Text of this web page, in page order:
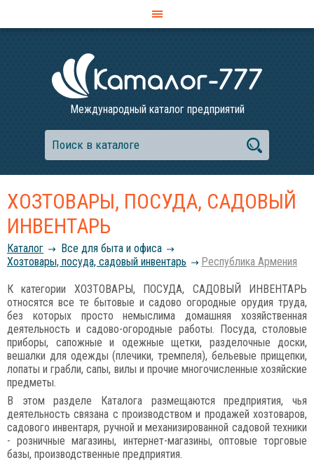
Международный каталог предприятий
ХОЗТОВАРЫ, ПОСУДА, САДОВЫЙ
ИНВЕНТАРЬ
Каталог
Все для быта и офиса
Хозтовары, посуда, садовый инвентарь
Республика Армения
К категории ХОЗТОВАРЫ, ПОСУДА, САДОВЫЙ ИНВЕНТАРЬ
относятся все те бытовые и садово огородные орудия труда,
без которых просто немыслима домашняя хозяйственная
деятельность и садово-огородные работы. Посуда, столовые
приборы, сапожные и одежные щетки, разделочные доски,
вешалки для одежды (плечики, тремпеля), бельевые прищепки,
лопаты и грабли, сапы, вилы и прочие многочисленные хозяйские
предметы.
В этом разделе Каталога размещаются предприятия, чья
деятельность связана с производством и продажей хозтоваров,
садового инвентаря, ручной и механизированной садовой техники
- розничные магазины, интернет-магазины, оптовые торговые
базы, производственные предприятия.